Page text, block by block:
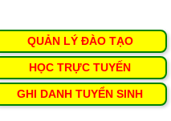
QUẢN LÝ ĐÀO TẠO
HỌC TRỰC TUYẾN
GHI DANH TUYỂN SINH